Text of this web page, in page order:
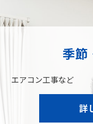
季節
エアコン工事など
詳